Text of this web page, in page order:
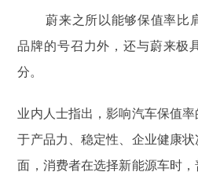
蔚来之所以能够保值率比
品牌的号召力外，还与蔚来极
分。
业内人士指出，影响汽车保值
于产品力、稳定性、企业健康
面，消费者在选择新能源车时